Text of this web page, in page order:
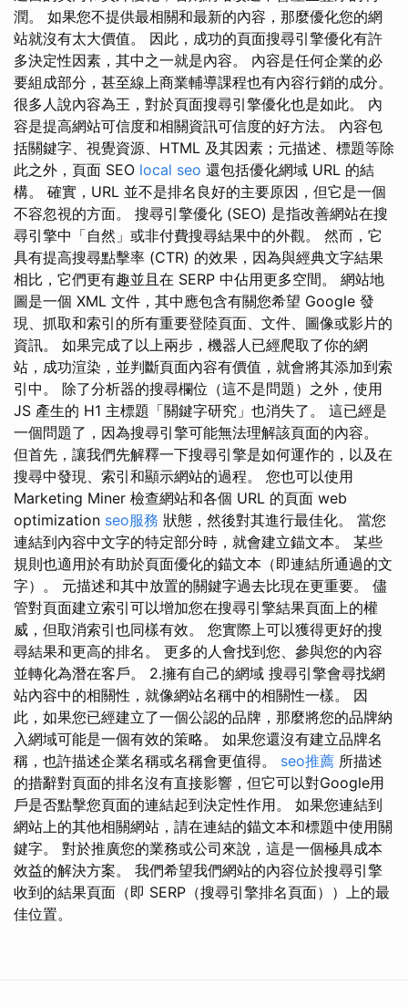
潤。 如果您不提供最相關和最新的內容，那麼優化您的網
站就沒有太大價值。 因此，成功的頁面搜尋引擎優化有許
多決定性因素，其中之一就是內容。 內容是任何企業的必
要組成部分，甚至線上商業輔導課程也有內容行銷的成分。
很多人說內容為王，對於頁面搜尋引擎優化也是如此。 內
容是提高網站可信度和相關資訊可信度的好方法。 內容包
括關鍵字、視覺資源、HTML 及其因素；元描述、標題等除
此之外，頁面 SEO local seo 還包括優化網域 URL 的結
構。 確實，URL 並不是排名良好的主要原因，但它是一個
不容忽視的方面。 搜尋引擎優化 (SEO) 是指改善網站在搜
尋引擎中「自然」或非付費搜尋結果中的外觀。 然而，它
具有提高搜尋點擊率 (CTR) 的效果，因為與經典文字結果
相比，它們更有趣並且在 SERP 中佔用更多空間。 網站地
圖是一個 XML 文件，其中應包含有關您希望 Google 發
現、抓取和索引的所有重要登陸頁面、文件、圖像或影片的
資訊。 如果完成了以上兩步，機器人已經爬取了你的網
站，成功渲染，並判斷頁面內容有價值，就會將其添加到索
引中。 除了分析器的搜尋欄位（這不是問題）之外，使用
JS 產生的 H1 主標題「關鍵字研究」也消失了。 這已經是
一個問題了，因為搜尋引擎可能無法理解該頁面的內容。
但首先，讓我們先解釋一下搜尋引擎是如何運作的，以及在
搜尋中發現、索引和顯示網站的過程。 您也可以使用
Marketing Miner 檢查網站和各個 URL 的頁面 web
optimization seo服務 狀態，然後對其進行最佳化。 當您
連結到內容中文字的特定部分時，就會建立錨文本。 某些
規則也適用於有助於頁面優化的錨文本（即連結所通過的文
字）。 元描述和其中放置的關鍵字過去比現在更重要。 儘
管對頁面建立索引可以增加您在搜尋引擎結果頁面上的權
威，但取消索引也同樣有效。 您實際上可以獲得更好的搜
尋結果和更高的排名。 更多的人會找到您、參與您的內容
並轉化為潛在客戶。 2.擁有自己的網域 搜尋引擎會尋找網
站內容中的相關性，就像網站名稱中的相關性一樣。 因
此，如果您已經建立了一個公認的品牌，那麼將您的品牌納
入網域可能是一個有效的策略。 如果您還沒有建立品牌名
稱，也許描述企業名稱或名稱會更值得。 seo推薦 所描述
的措辭對頁面的排名沒有直接影響，但它可以對Google用
戶是否點擊您頁面的連結起到決定性作用。 如果您連結到
網站上的其他相關網站，請在連結的錨文本和標題中使用關
鍵字。 對於推廣您的業務或公司來說，這是一個極具成本
效益的解決方案。 我們希望我們網站的內容位於搜尋引擎
收到的結果頁面（即 SERP（搜尋引擎排名頁面））上的最
佳位置。